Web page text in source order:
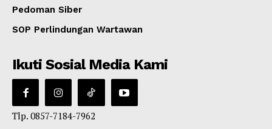
Pedoman Siber
SOP Perlindungan Wartawan
Ikuti Sosial Media Kami
Tlp. 0857-7184-7962